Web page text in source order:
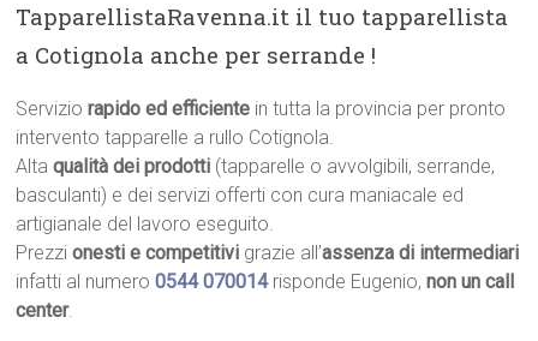
TapparellistaRavenna.it il tuo tapparellista
a Cotignola anche per serrande !
Serviziorapido ed efficiente in tutta la provincia per pronto
intervento tapparelle a rullo Cotignola.
Altaqualità dei prodotti (tapparelle o avvolgibili, serrande,
basculanti) e dei servizi offerti con cura maniacale ed
artigianale del lavoro eseguito.
Prezzionesti e competitivi grazie all’assenza di intermediari
infatti al numero0544 070014 risponde Eugenio,non un call
center.